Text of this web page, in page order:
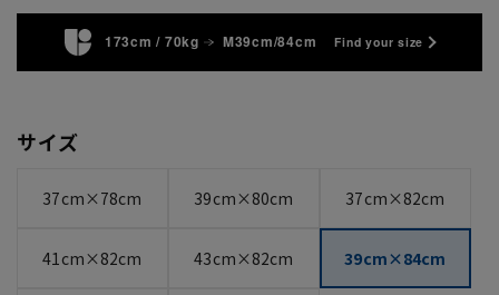
173cm / 70kg M39cm/84cm Find your size
サイズ
37cm×78cm 39cm×80cm 37cm×82cm
41cm×82cm 43cm×82cm 39cm×84cm